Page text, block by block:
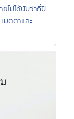
ไม่ได้นับว่ากี่ปี
มตตาและ